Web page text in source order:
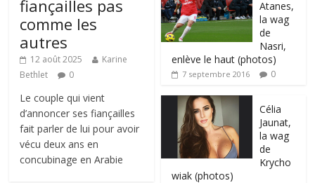
fiançailles pas
comme les
autres
12 août 2025
Karine
Bethlet
0
Le couple qui vient
d’annoncer ses fiançailles
fait parler de lui pour avoir
vécu deux ans en
concubinage en Arabie
Atanes,
la wag
de
Nasri,
enlève le haut (photos)
7 septembre 2016 0
Célia
Jaunat,
la wag
de
Krycho
wiak (photos)